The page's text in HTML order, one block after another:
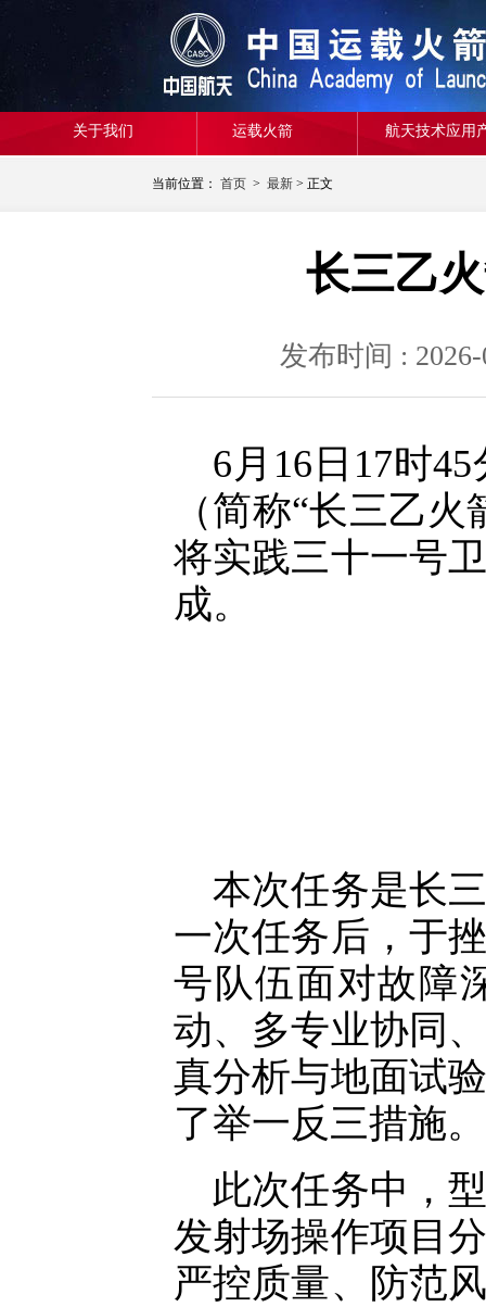
关于我们 运载火箭 航天技术应用
当前位置： 首页 > 最新 > 正文
长三乙
发布时间 :
6月16日17时
（简称“长三乙
将实践三十一号
成。
本次任务是长
一次任务后，于
号队伍面对故障
动、多专业协同
真分析与地面试
了举一反三措施。
此次任务中，
发射场操作项目
严控质量、防范